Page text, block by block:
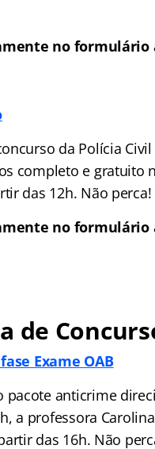
no formulário
da Polícia
completo e gratuito
das 12h. Não perca!
no formulário
de
Exame OAB
anticrime
a professora
das 16h. Não